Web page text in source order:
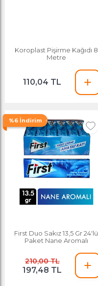
Koroplast Pişirme Kağıdı 8
Metre
110,04 TL
%6 İndirim
First Duo Sakız 13,5 Gr 24'lü
Paket Nane Aromalı
210,00 TL
197,48 TL